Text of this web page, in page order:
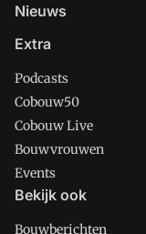
Nieuws
Extra
Podcasts
Cobouw50
Cobouw Live
Bouwvrouwen
Events
Bekijk ook
Bouwberichten